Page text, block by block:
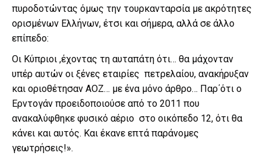
πυροδοτώντας όμως την τουρκανταρσία με ακρότητες
ορισμένων Ελλήνων, έτσι και σήμερα, αλλά σε άλλο
επίπεδο:
Οι Κύπριοι ,έχοντας τη αυταπάτη ότι… θα μάχονταν
υπέρ αυτών οι ξένες εταιρίες πετρελαίου, ανακήρυξαν
και οριοθέτησαν ΑΟΖ… με ένα μόνο άρθρο… Παρ΄ότι ο
Ερντογάν προειδοποιούσε από το 2011 που
ανακαλύφθηκε φυσικό αέριο στο οικόπεδο 12, ότι θα
κάνει και αυτός. Και έκανε επτά παράνομες
γεωτρήσεις!».